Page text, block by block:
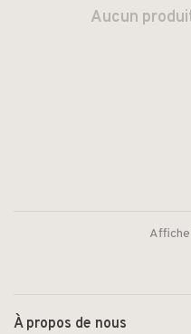
Aucun
Affiche
À propos de nous